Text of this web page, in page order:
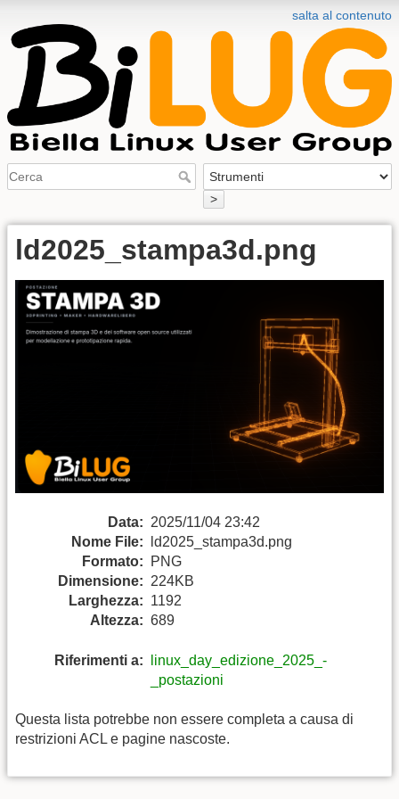
salta al contenuto
>
ld2025_stampa3d.png
Data: 2025/11/04 23:42
Nome File:
ld2025_stampa3d.png
Formato:
PNG
Dimensione: 224KB
Larghezza: 1192
Altezza: 689
Riferimenti a:
linux_day_edizione_2025_-
_postazioni
Questa lista potrebbe non essere completa a causa di
restrizioni ACL e pagine nascoste.